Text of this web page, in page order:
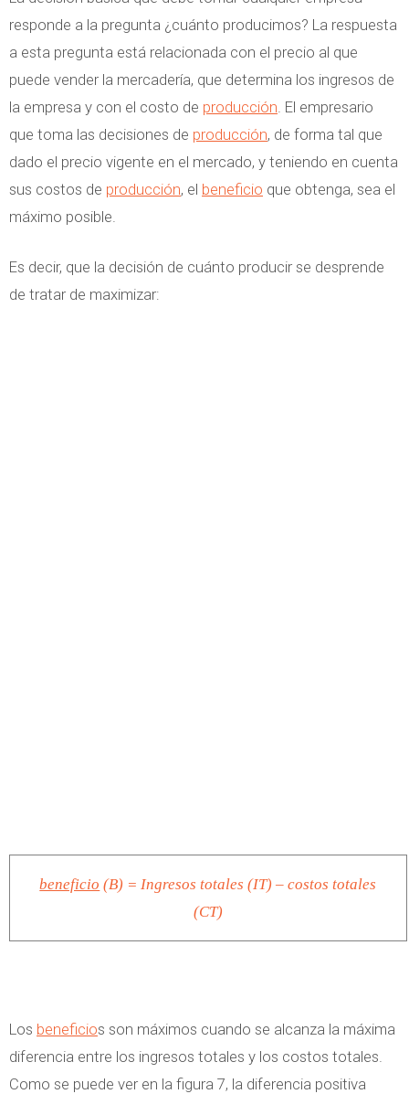
responde a la pregunta ¿cuánto producimos? La respuesta
a esta pregunta está relacionada con el precio al que
puede vender la mercadería, que determina los ingresos de
la empresa y con el costo de producción. El empresario
que toma las decisiones de producción, de forma tal que
dado el precio vigente en el mercado, y teniendo en cuenta
sus costos de producción, el beneficio que obtenga, sea el
máximo posible.
Es decir, que la decisión de cuánto producir se desprende
de tratar de maximizar:
beneficio (B) = Ingresos totales (IT) – costos totales
(CT)
Los beneficios son máximos cuando se alcanza la máxima
diferencia entre los ingresos totales y los costos totales.
Como se puede ver en la figura 7, la diferencia positiva